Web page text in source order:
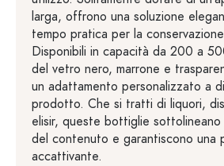
larga, offrono una soluzione
tempo pratica per la
Disponibili in capacità da 200 a
del vetro nero, marrone e
un adattamento personalizzato a
prodotto. Che si tratti di liquori,
elisir, queste bottiglie sottolineano
del contenuto e garantiscono una
accattivante.